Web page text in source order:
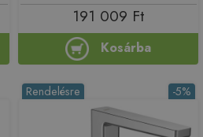
191 009 Ft
Kosárba
-5%
Rendelésre